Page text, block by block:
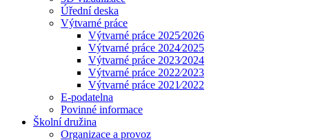
Úřední deska
Výtvarné práce
Výtvarné práce 2025⁄2026
Výtvarné práce 2024⁄2025
Výtvarné práce 2023⁄2024
Výtvarné práce 2022⁄2023
Výtvarné práce 2021⁄2022
E-podatelna
Povinné informace
Školní družina
Organizace a provoz